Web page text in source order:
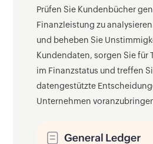
Prüfen Sie Kundenbücher
Finanzleistung zu
und beheben Sie
Kundendaten, sorgen Sie für
im Finanzstatus und treffen
datengestützte
Unternehmen